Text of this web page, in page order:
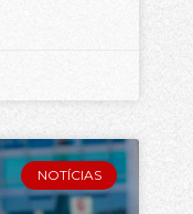
NOTÍCIAS